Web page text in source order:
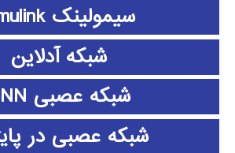
سیمولینک simulink
شبکه آدلاین
شبکه عصبی CNN
شبکه عصبی در